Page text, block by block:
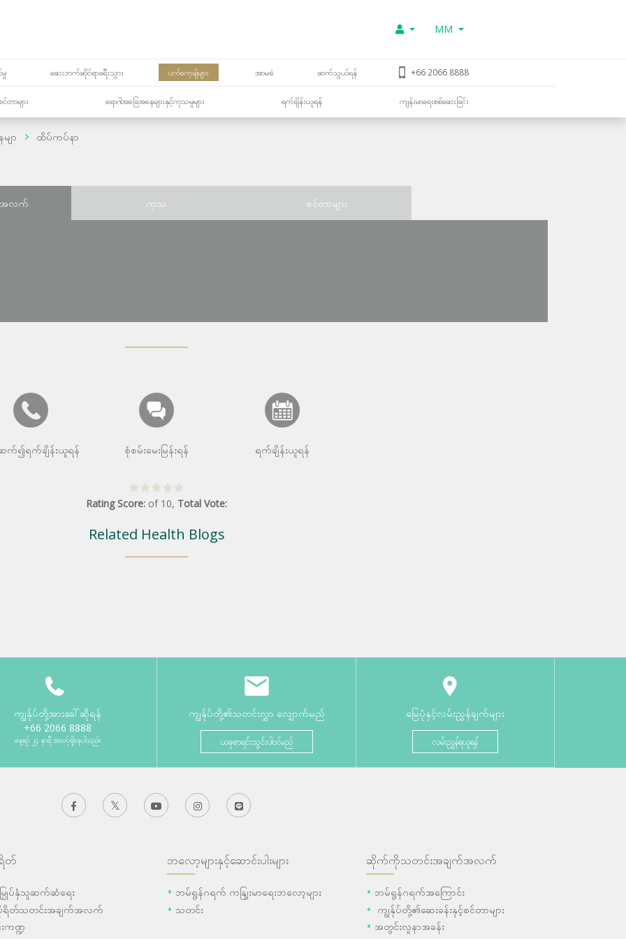
MM
မှု ဆေးဘက်ဆိုင်ရာခရီးသွား ပက်ကေ့ချ်များ အာမခံ ဆက်သွယ်ရန် +66 2066 8888
ာများ ရောဂါအခြေအနေများနှင့်ကုသမှုများ ရက်ချိန်းယူရန် ကျန်းမာရေးစစ်ဆေးခြင်း
ျာ ထိပ်ကပ်နာ
အလက် ကုသ စင်တာများ
က်၍ရက်ချိန်းယူရန် စုံစမ်းမေးမြန်းရန် ရက်ချိန်းယူရန်
Rating Score: of 10, Total Vote:
Related Health Blogs
ကျွန်ုပ်တို့အားခေါ်ဆိုရန်
+66 2066 8888
နေ့စဉ် ၂၄ နာရီ အသင့်ရှိနေပါသည်။
ကျွန်ုပ်တို့၏သတင်းလွှာ လျှောက်မည်
ယခုစာရင်းသွင်းပါဝင်မည်
မြေပုံနှင့်လမ်းညွှန်ချက်များ
လမ်းညွှန်ရယူရန်
တ်
မြှုပ်နှံသူဆက်ဆံရေး
ရိတ်သတင်းအချက်အလက်
ကဏ္ဍ
ဘလော့များနှင့်ဆောင်းပါးများ
ဘမ်ရွန်ဂရက် ကနျြးမာရေးဘလော့များ
သတင်း
ဆိုက်ကိုသတင်းအချက်အလက်
ဘမ်ရွန်ဂရက်အကြောင်း
ကျွန်ုပ်တို့၏ဆေးခန်းနှင့်စင်တာများ
အတွင်းလူနာအခန်း